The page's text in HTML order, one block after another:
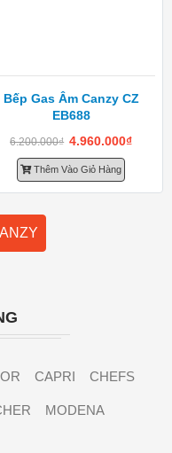
Bếp Gas Âm Canzy CZ
EB688
6.200.000₫ 4.960.000₫
Thêm Vào Giỏ Hàng
CAPRI CHEFS
MODENA